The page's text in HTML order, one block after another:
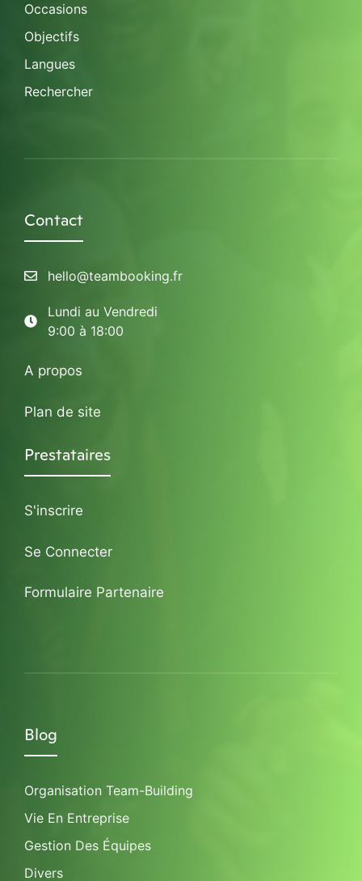
Occasions
Objectifs
Langues
Rechercher
Contact
hello@teambooking.fr
Lundi au Vendredi
9:00 à 18:00
A propos
Plan de site
Prestataires
S'inscrire
Se Connecter
Formulaire Partenaire
Blog
Organisation Team-Building
Vie En Entreprise
Gestion Des Équipes
Divers